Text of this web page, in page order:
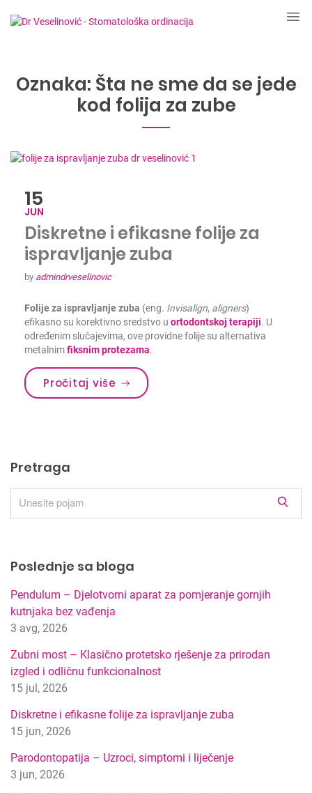
Oznaka: Šta ne sme da se jede
kod folija za zube
15
JUN
Diskretne i efikasne folije za
ispravljanje zuba
by admindrveselinovic
Folije za ispravljanje zuba (eng. Invisalign, aligners)
efikasno su korektivno sredstvo u ortodontskoj terapiji. U
određenim slučajevima, ove providne folije su alternativa
metalnimfiksnim protezama.
Pročitaj više
Pretraga
e
Poslednje sa bloga
Pendulum – Djelotvorni aparat za pomjeranje gornjih
kutnjaka bez vađenja
3 avg, 2026
Zubni most – Klasično protetsko rješenje za prirodan
izgled i odličnu funkcionalnost
15 jul, 2026
Diskretne i efikasne folije za ispravljanje zuba
15 jun, 2026
Parodontopatija – Uzroci, simptomi i liječenje
3 jun, 2026